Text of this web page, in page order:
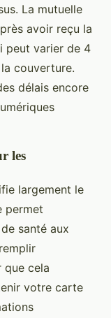
La mutuelle
avoir reçu la
peut varier de 4
couverture.
délais encore
les
largement le
permet
santé aux
que cela
votre carte